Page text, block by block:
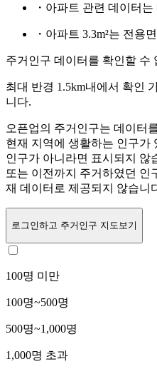
・아파트 관련 데이터
・아파트 3.3m²는 전용
주거인구 데이터를 확인할 수
최대 반경 1.5km내에서 확인
니다.
오픈업의 주거인구는 데이터
현재 지역에 생활하는 인구가
인구가 아니라면 표시되지 않
또는 이전까지 주거하였던 인
재 데이터로 제공되지 않습니
로그인하고 주거인구 지도보기
100명 미만
100명~500명
500명~1,000명
1,000명 초과